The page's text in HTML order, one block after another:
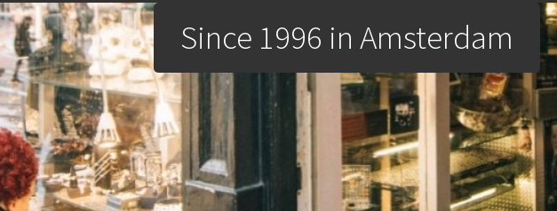
Since 1996 in Amsterdam